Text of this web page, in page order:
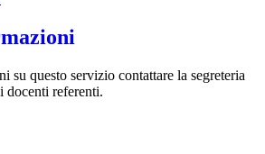
su questo servizio contattare la segreteria
docenti referenti.